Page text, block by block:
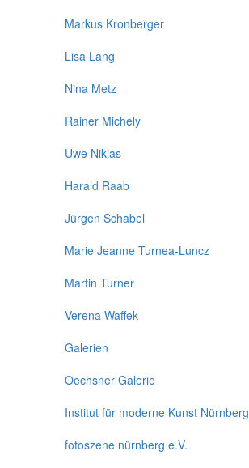
Markus Kronberger
Lisa Lang
Nina Metz
Rainer Michely
Uwe Niklas
Harald Raab
Jürgen Schabel
Marie Jeanne Turnea-Luncz
Martin Turner
Verena Waffek
Galerien
Oechsner Galerie
Institut für moderne Kunst Nürnberg
fotoszene nürnberg e.V.